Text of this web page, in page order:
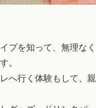
プを知って、無理な
。
へ行く体験もして、